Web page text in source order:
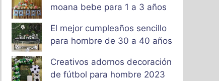
moana bebe para 1 a 3 años
El mejor cumpleaños sencillo
para hombre de 30 a 40 años
Creativos adornos decoración
de fútbol para hombre 2023